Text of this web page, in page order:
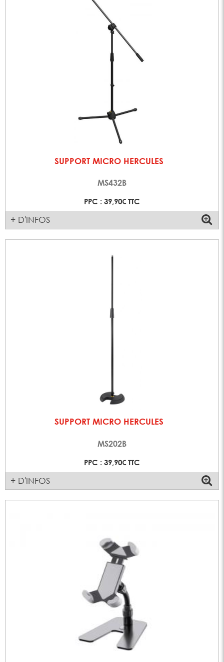
SUPPORT MICRO HERCULES
MS432B
PPC : 39,90€ TTC
+ D'INFOS
SUPPORT MICRO HERCULES
MS202B
PPC : 39,90€ TTC
+ D'INFOS